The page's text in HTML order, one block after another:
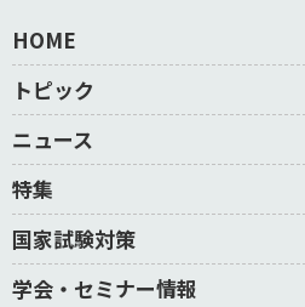
HOME
トピック
ニュース
特集
国家試験対策
学会・セミナー情報